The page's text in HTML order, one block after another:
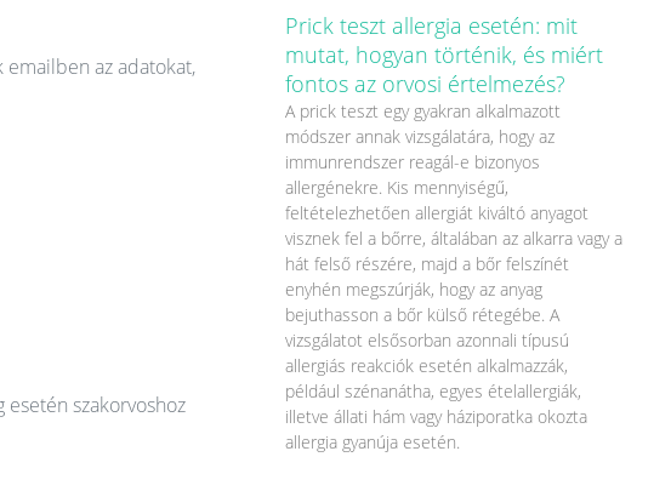
az adatokat,
esetén szakorvoshoz
Prick teszt allergia esetén: mit
mutat, hogyan történik, és miért
fontos az orvosi értelmezés?
A prick teszt egy gyakran alkalmazott
módszer annak vizsgálatára, hogy az
immunrendszer reagál-e bizonyos
allergénekre. Kis mennyiségű,
feltételezhetően allergiát kiváltó anyagot
visznek fel a bőrre, általában az alkarra vagy a
hát felső részére, majd a bőr felszínét
enyhén megszúrják, hogy az anyag
bejuthasson a bőr külső rétegébe. A
vizsgálatot elsősorban azonnali típusú
allergiás reakciók esetén alkalmazzák,
például szénanátha, egyes ételallergiák,
illetve állati hám vagy háziporatka okozta
allergia gyanúja esetén.